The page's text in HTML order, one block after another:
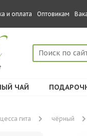
и оплата Оптовикам
ЧАЙ
гита чёрный